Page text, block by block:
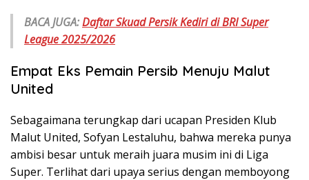
BACA JUGA:Daftar Skuad Persik Kediri di BRI Super
League 2025/2026
Empat Eks Pemain Persib Menuju Malut
United
Sebagaimana terungkap dari ucapan Presiden Klub
Malut United, Sofyan Lestaluhu, bahwa mereka punya
ambisi besar untuk meraih juara musim ini di Liga
Super. Terlihat dari upaya serius dengan memboyong